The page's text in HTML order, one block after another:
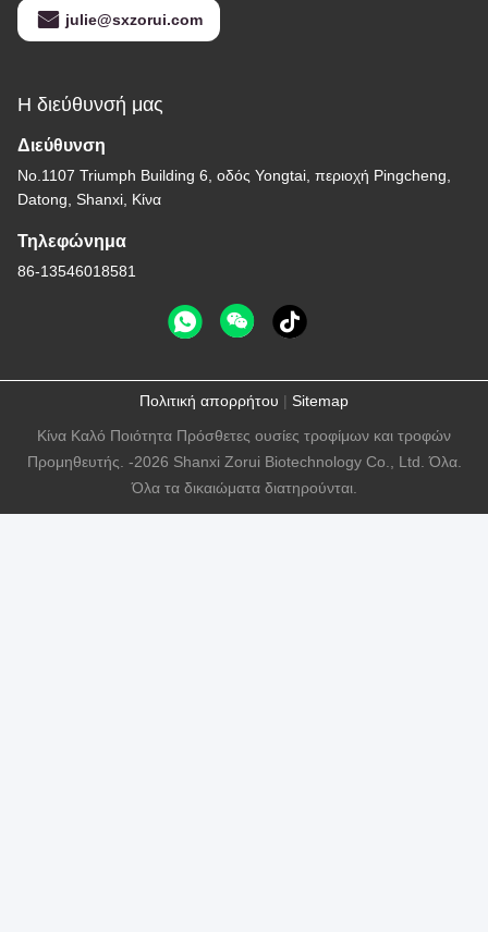
julie@sxzorui.com
Η διεύθυνσή μας
Διεύθυνση
Νο.1107 Triumph Building 6, οδός Yongtai, περιοχή Pingcheng,
Datong, Shanxi, Κίνα
Τηλεφώνημα
86-13546018581
Πολιτική απορρήτου | Sitemap
Κίνα Καλό Ποιότητα Πρόσθετες ουσίες τροφίμων και τροφών
Προμηθευτής. -2026 Shanxi Zorui Biotechnology Co., Ltd. Όλα.
Όλα τα δικαιώματα διατηρούνται.